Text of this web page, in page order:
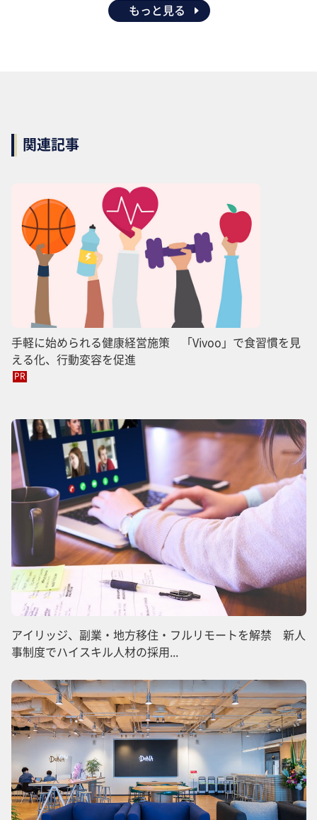
もっと見る
関連記事
手軽に始められる健康経営施策 「Vivoo」で食習慣を見
える化、行動変容を促進
PR
アイリッジ、副業・地方移住・フルリモートを解禁 新人
事制度でハイスキル人材の採用...